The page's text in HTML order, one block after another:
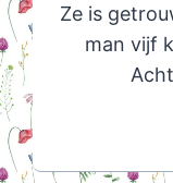
Ze is
man vijf